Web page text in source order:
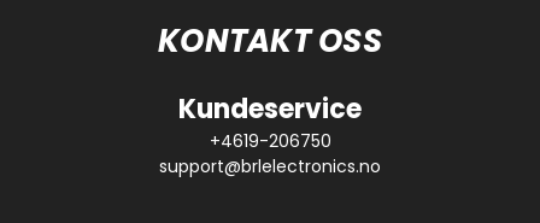
KONTAKT OSS
Kundeservice
+4619-206750
support@brlelectronics.no